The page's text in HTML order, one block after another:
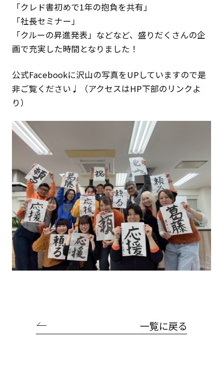
ニュース
ニュース
「クレド書初めで1年の抱負を共有」
「社長セミナー」
「クルーの昇進発表」などなど、盛りだくさんの企
画で充実した時間となりました！
公式Facebookに沢山の写真をUPしていますので是
非ご覧ください♩（アクセスはHP下部のリンクよ
り）
一覧に戻る